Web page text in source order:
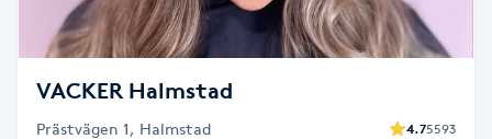
K18
Katun fransar
VACKER Halmstad
Prästvägen 1, Halmstad 4.75593